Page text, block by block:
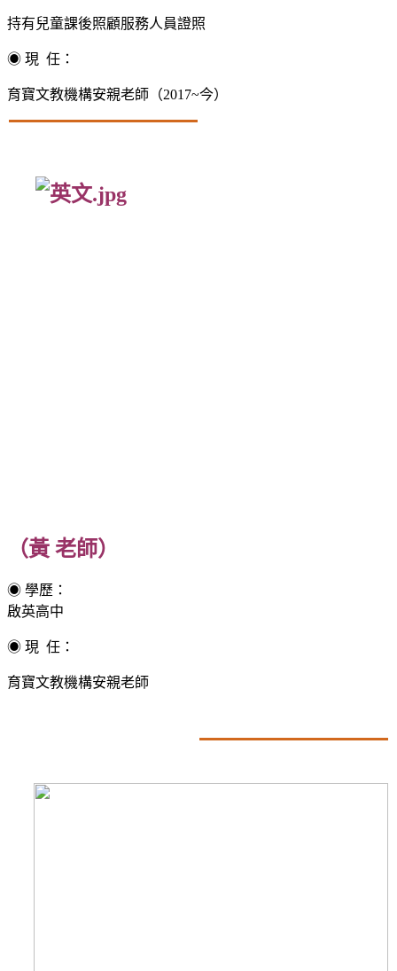
持有兒童課後照顧服務人員證照
◉ 現 任：
育寶文教機構安親老師（2017~今）
（黃 老師）
◉ 學歷：
啟英高中
◉ 現 任：
育寶文教機構安親老師